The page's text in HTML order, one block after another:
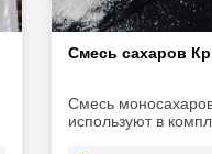
Смесь сахаров
Смесь
используют в